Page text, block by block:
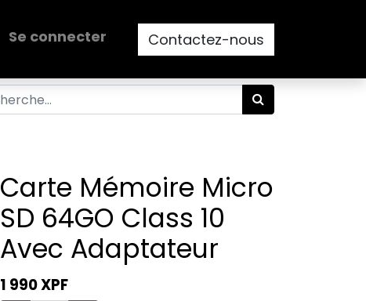
Se connecter Contactez-nous
Carte Mémoire Micro
SD 64GO Class 10
Avec Adaptateur
1 990XPF